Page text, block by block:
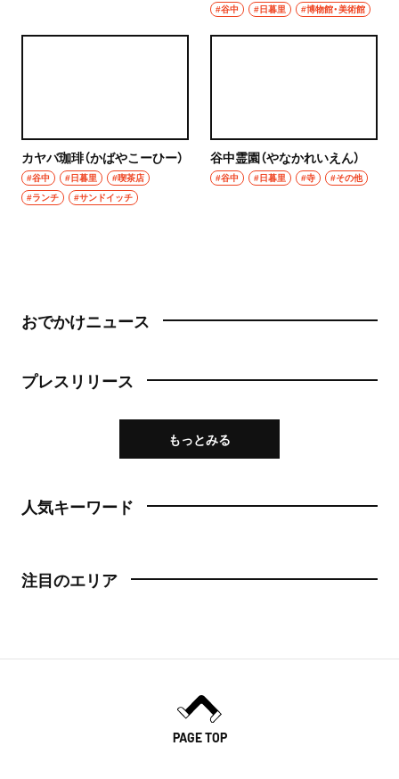
#谷中 #日暮里 #博物館・美術館
カヤバ珈琲（かばやこーひー）
#谷中 #日暮里
#喫茶店
#ランチ
#サンドイッチ
谷中霊園（やなかれいえん）
#谷中 #日暮里 #寺 #その他
おでかけニュース
プレスリリース
もっとみる
人気キーワード
注目のエリア
PAGE TOP